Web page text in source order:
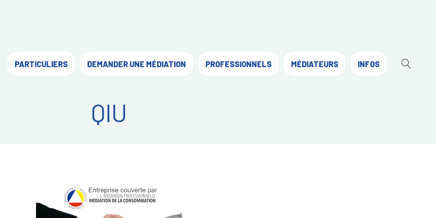
PARTICULIERS DEMANDER UNE MÉDIATION PROFESSIONNELS MÉDIATEURS INFOS
QIU